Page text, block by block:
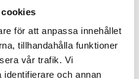
för att anpassa innehållet
tillhandahålla funktioner
vår trafik. Vi
och annan